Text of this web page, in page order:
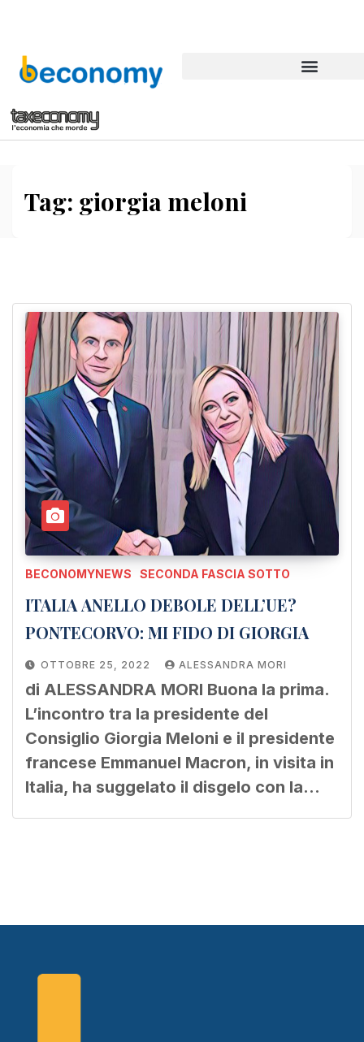
Tag: giorgia meloni
BECONOMYNEWS SECONDA FASCIA SOTTO
ITALIA ANELLO DEBOLE DELL’UE?
PONTECORVO: MI FIDO DI GIORGIA
OTTOBRE 25, 2022 ALESSANDRA MORI
di ALESSANDRA MORI Buona la prima.
L’incontro tra la presidente del
Consiglio Giorgia Meloni e il presidente
francese Emmanuel Macron, in visita in
Italia, ha suggelato il disgelo con la…